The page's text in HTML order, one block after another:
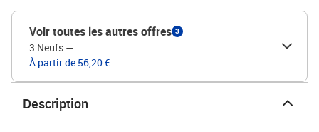
Voir toutes les autres offres 3
3 Neufs —
À partir de 56,20 €
Description